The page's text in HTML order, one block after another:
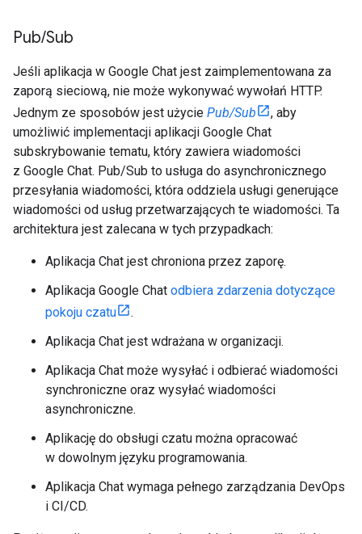
Pub/Sub
Jeśli aplikacja w Google Chat jest zaimplementowana za
zaporą sieciową, nie może wykonywać wywołań HTTP.
Jednym ze sposobów jest użycie Pub/Sub
, aby
umożliwić implementacji aplikacji Google Chat
subskrybowanie tematu, który zawiera wiadomości
z Google Chat. Pub/Sub to usługa do asynchronicznego
przesyłania wiadomości, która oddziela usługi generujące
wiadomości od usług przetwarzających te wiadomości. Ta
architektura jest zalecana w tych przypadkach:
Aplikacja Chat jest chroniona przez zaporę.
Aplikacja Google Chat odbiera zdarzenia dotyczące
pokoju czatu
.
Aplikacja Chat jest wdrażana w organizacji.
Aplikacja Chat może wysyłać i odbierać wiadomości
synchroniczne oraz wysyłać wiadomości
asynchroniczne.
Aplikację do obsługi czatu można opracować
w dowolnym języku programowania.
Aplikacja Chat wymaga pełnego zarządzania DevOps
i CI/CD.